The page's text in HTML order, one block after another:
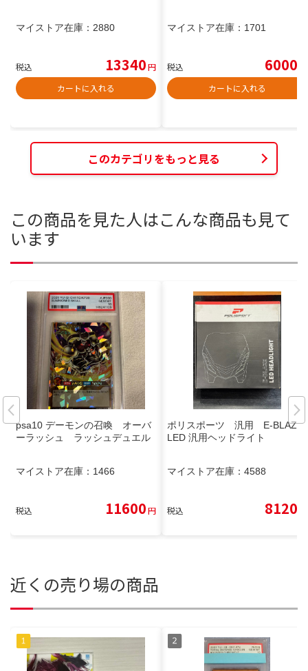
マイストア在庫： 2880
税込 13340円
カートに入れる
マイストア在庫： 1701
税込 6000
カートに入れる
このカテゴリをもっと見る
この商品を見た人はこんな商品も見て
います
psa10 デーモンの召喚 オーバ
ーラッシュ ラッシュデュエル
マイストア在庫： 1466
税込 11600円
ポリスポーツ 汎用 E-BLAZE
LED 汎用ヘッドライト
マイストア在庫： 4588
税込 8120
近くの売り場の商品